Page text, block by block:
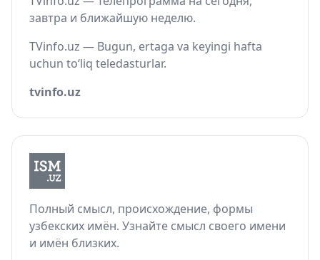
завтра и ближайшую неделю.
TVinfo.uz — Bugun, ertaga va keyingi hafta
uchun to‘liq teledasturlar.
tvinfo.uz
Полный смысл, происхождение, формы
узбекских имён. Узнайте смысл своего имени
и имён близких.